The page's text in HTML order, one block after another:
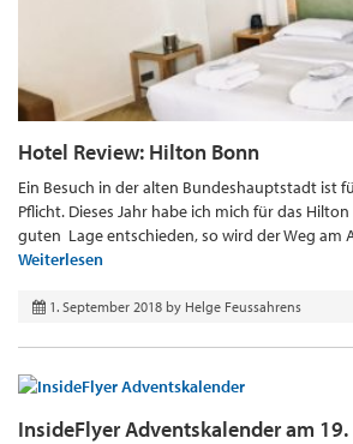
Hotel Review: Hilton Bonn
Ein Besuch in der alten Bundeshauptstadt ist
Pflicht. Dieses Jahr habe ich mich für das
guten Lage entschieden, so wird der Weg am
Weiterlesen
1. September 2018 by Helge Feussahrens
InsideFlyer Adventskalender am